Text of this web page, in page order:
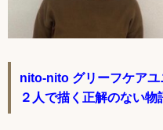
nito-nito グリーフケアユ
２人で描く正解のない